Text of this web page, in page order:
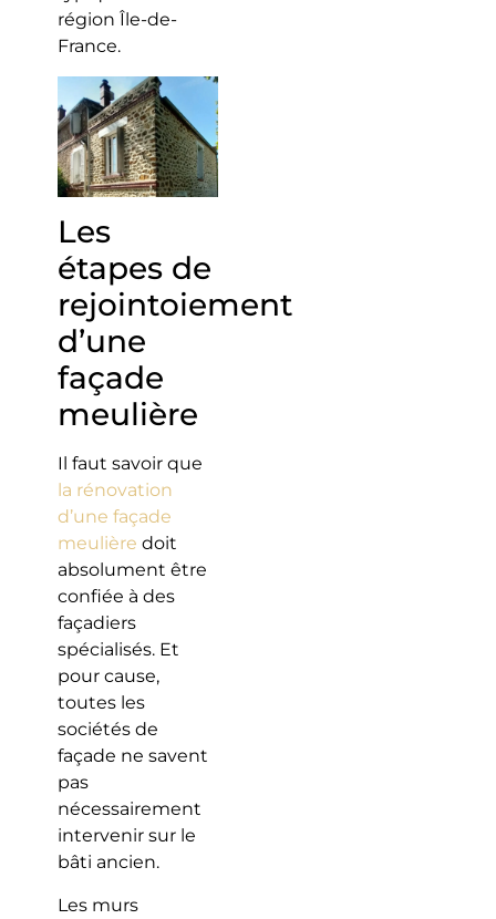
région Île-de-
France.
Les
étapes de
rejointoiement
d’une
façade
meulière
Il faut savoir que
la rénovation
d’une façade
meulière doit
absolument être
confiée à des
façadiers
spécialisés. Et
pour cause,
toutes les
sociétés de
façade ne savent
pas
nécessairement
intervenir sur le
bâti ancien.
Les murs